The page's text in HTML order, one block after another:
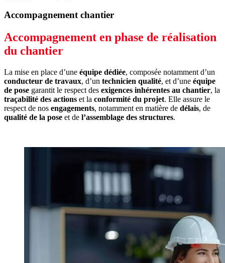
Accompagnement chantier
Accompagnement en phase de réalisation
du chantier
La mise en place d’une équipe dédiée, composée notamment d’un
conducteur de travaux, d’un technicien qualité, et d’une équipe
de pose garantit le respect des exigences inhérentes au chantier, la
traçabilité des actions et la conformité du projet. Elle assure le
respect de nos engagements, notamment en matière de délais, de
qualité de la pose et de l’assemblage des structures.